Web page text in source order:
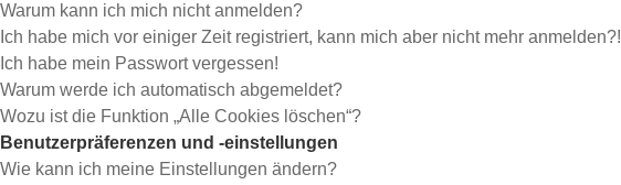
Warum kann ich mich nicht anmelden?
Ich habe mich vor einiger Zeit registriert, kann mich aber nicht mehr anmelden?!
Ich habe mein Passwort vergessen!
Warum werde ich automatisch abgemeldet?
Wozu ist die Funktion „Alle Cookies löschen“?
Benutzerpräferenzen und -einstellungen
Wie kann ich meine Einstellungen ändern?